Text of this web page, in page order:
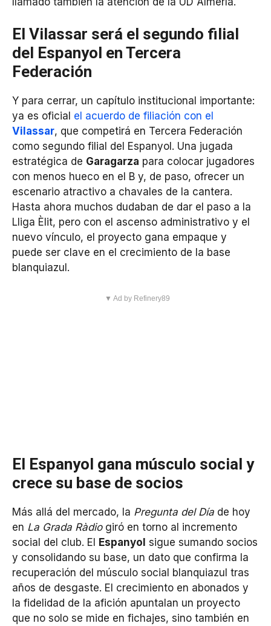
El Vilassar será el segundo filial
del Espanyol en Tercera
Federación
Y para cerrar, un capítulo institucional importante:
ya es oficial el acuerdo de filiación con el
Vilassar, que competirá en Tercera Federación
como segundo filial del Espanyol. Una jugada
estratégica de Garagarza para colocar jugadores
con menos hueco en el B y, de paso, ofrecer un
escenario atractivo a chavales de la cantera.
Hasta ahora muchos dudaban de dar el paso a la
Lliga Èlit, pero con el ascenso administrativo y el
nuevo vínculo, el proyecto gana empaque y
puede ser clave en el crecimiento de la base
blanquiazul.
▼ Ad by Refinery89
El Espanyol gana músculo social y
crece su base de socios
Más allá del mercado, la Pregunta del Día de hoy
en La Grada Ràdiogiró en torno al incremento
social del club. El Espanyol sigue sumando socios
y consolidando su base, un dato que confirma la
recuperación del músculo social blanquiazul tras
años de desgaste. El crecimiento en abonados y
la fidelidad de la afición apuntalan un proyecto
que no solo se mide en fichajes, sino también en